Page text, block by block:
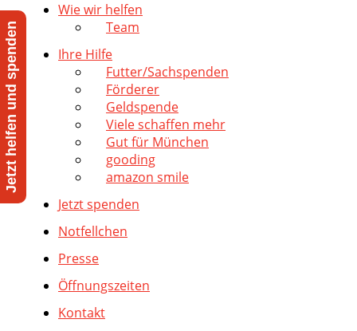
Wie wir helfen
Team
Ihre Hilfe
Futter/Sachspenden
Förderer
Geldspende
Viele schaffen mehr
Gut für München
gooding
amazon smile
Jetzt spenden
Notfellchen
Presse
Öffnungszeiten
Kontakt
Jetzt helfen und spenden